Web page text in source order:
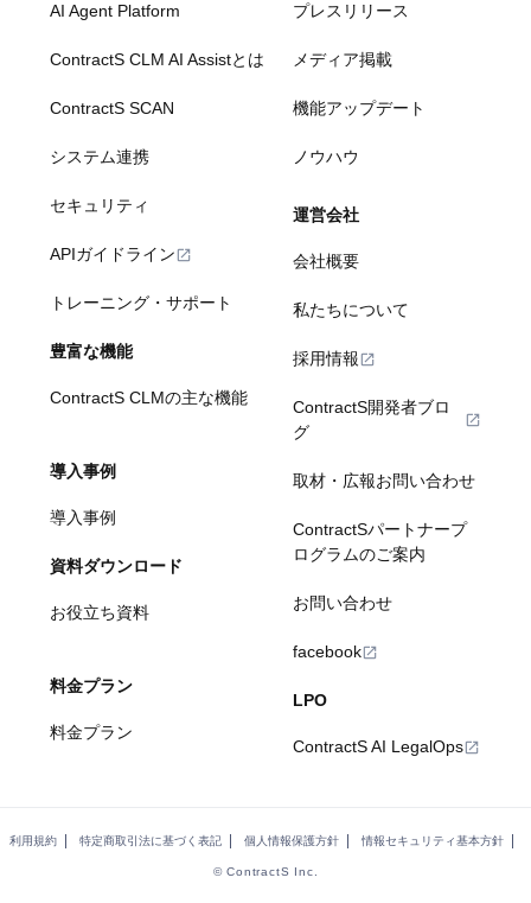
AI Agent Platform
ContractS CLM AI Assistとは
ContractS SCAN
システム連携
セキュリティ
APIガイドライン
トレーニング・サポート
豊富な機能
ContractS CLMの主な機能
導入事例
導入事例
資料ダウンロード
お役立ち資料
料金プラン
料金プラン
プレスリリース
メディア掲載
機能アップデート
ノウハウ
運営会社
会社概要
私たちについて
採用情報
ContractS開発者ブロ
グ
取材・広報お問い合わせ
ContractSパートナープ
ログラムのご案内
お問い合わせ
facebook
LPO
ContractS AI LegalOps
利用規約 特定商取引法に基づく表記 個人情報保護方針 情報セキュリティ基本方針
© ContractS Inc.